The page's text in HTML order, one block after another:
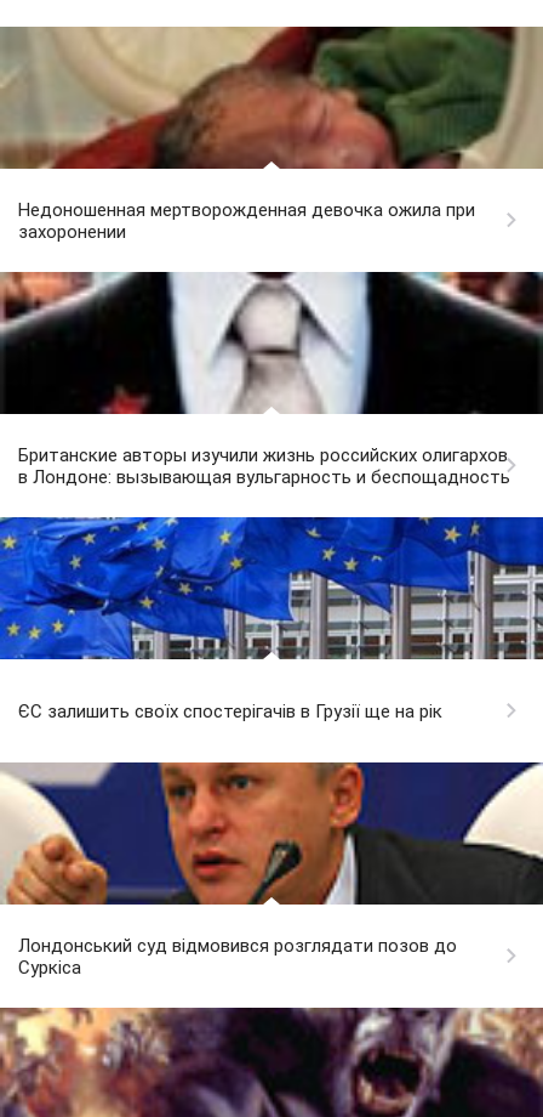
Недоношенная мертворожденная девочка ожила при
захоронении
Британские авторы изучили жизнь российских олигархов
в Лондоне: вызывающая вульгарность и беспощадность
ЄС залишить своїх спостерігачів в Грузії ще на рік
Лондонський суд відмовився розглядати позов до
Суркіса